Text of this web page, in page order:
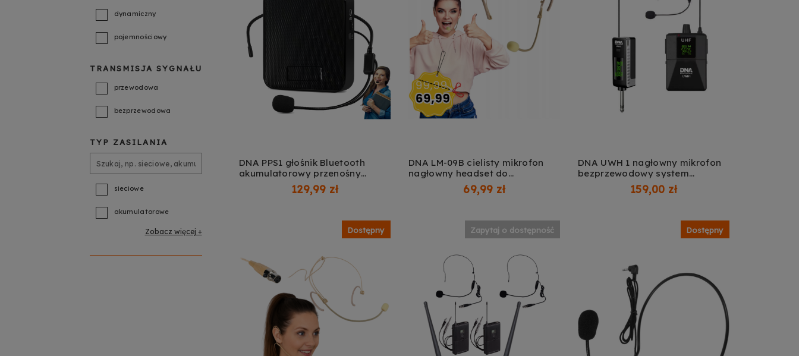
DNA PPS1 głośnik Bluetooth
akumulatorowy przenośny
wzmacniacz głosu AUX USB
microSD przewodowy mikrofon
129,99 zł
DODAJ DO KOSZYKA
DNA LM-09B cielisty mikrofon
nagłowny headset do
bezprzewodowego systemu
mikrofonowego69,99 zł
DODAJ DO KOSZYKA
DNA UWH 1 nagłowny mikrofon
bezprzewodowy system
nagłośnienia bodypack 560-590
159,00 zł
DODAJ DO KOSZYKA
Dostępny Zapytaj o dostępność Dostępny
dynamiczny
pojemnościowy
TRANSMISJA SYGNAŁU
przewodowa
bezprzewodowa
TYP ZASILANIA
sieciowe
akumulatorowe
Zobacz więcej